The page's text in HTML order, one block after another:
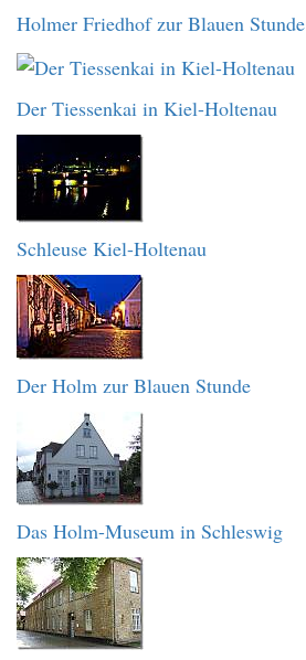
Holmer Friedhof zur Blauen Stunde
Der Tiessenkai in Kiel-Holtenau
Schleuse Kiel-Holtenau
Der Holm zur Blauen Stunde
Das Holm-Museum in Schleswig